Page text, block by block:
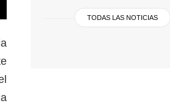
TODAS LAS NOTICIAS